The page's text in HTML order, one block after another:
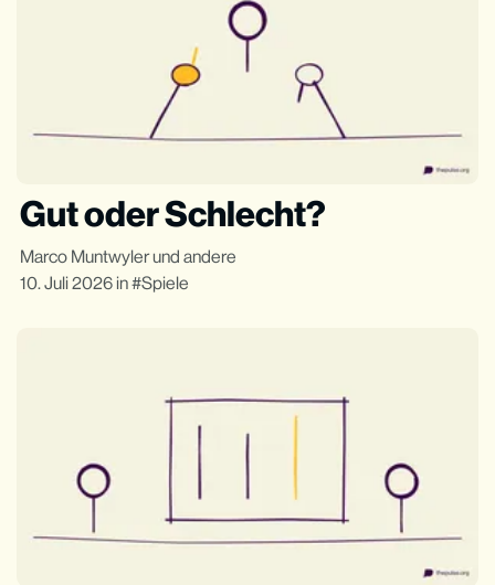
Gut oder Schlecht?
Marco Muntwylerund andere
10. Juli 2026 in Spiele